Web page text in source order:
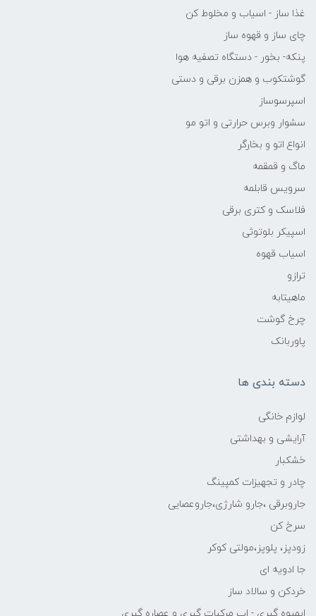
غذا ساز - اسیاب و مخلوط کن
چای ساز و قهوه ساز
پنکه- بخور - دستگاه تصفیه هوا
گوشتکوب و همزن برقی و دستی
اسپرسوساز
سشوار وبرس حرارتی و اتو مو
انواع اتو و بخارگر
ماگ و قمقمه
سرویس قابلمه
فلاسک و کتری برقی
اسپیکر بلوتوثی
اسیاب قهوه
ترازو
ماهیتابه
چرخ گوشت
پاوربانک
دسته بندی ها
لوازم خانگی
آرایشی و بهداشتی
خشکبار
چادر و تجهیزات کمپینگ
جاروبرقی ،جارو شارژی،جاروعصایی
سرخ کن
زودپز، پلوپز،مولتی کوکر
جا ادویه ای
خردکن و سالاد ساز